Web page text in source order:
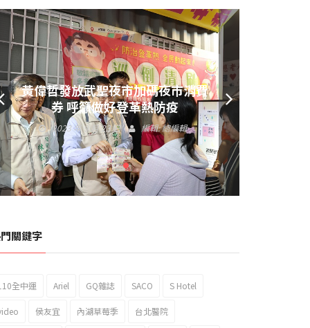
黃偉哲發放武聖夜市加碼夜市消費
券 呼籲做好登革熱防疫
2023 年 9 月 23 日 編輯:總編輯
關鍵字
全中運 Ariel GQ雜誌 SACO S Hotel
侯友宜 內湖草莓季 台北醫院